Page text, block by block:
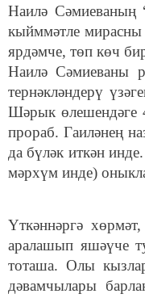
Наилә Сәмиеваның
кыйммәтле мирасны
ярдәмче, төп көч
Наилә Сәмиеваны
тернәкләндерү
Шәрык өлешендәге
прораб. Гаиләнең
да бүләк иткән
мәрхүм инде)
Үткәннәргә
аралашып яшәүче
тоташа. Олы
дәвамчылары